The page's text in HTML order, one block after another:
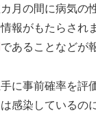
月の間に病気の
報がもたらされ
であることなどが
に事前確率を評
感染しているの